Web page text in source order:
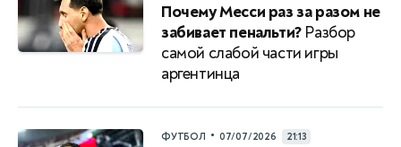
Почему Месси раз за разом не
забивает пенальти?Разбор
самой слабой части игры
аргентинца
ФУТБОЛ • 07/07/2026 21:13